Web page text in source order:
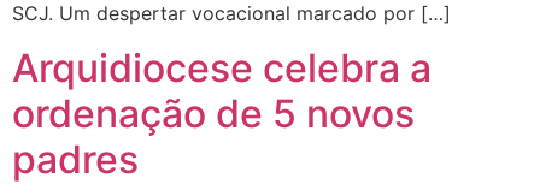
SCJ. Um despertar vocacional marcado por […]
Arquidiocese celebra a
ordenação de 5 novos
padres